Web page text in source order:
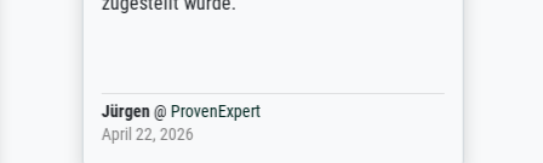
Jürgen@ ProvenExpert
April 22, 2026